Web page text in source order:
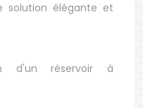
solution élégante et